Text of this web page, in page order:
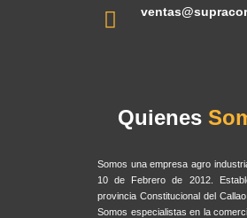
Quienes
Somos una empresa agro
10 de Febrero de 2012.
provincia Constitucional del
Somos especialistas en la